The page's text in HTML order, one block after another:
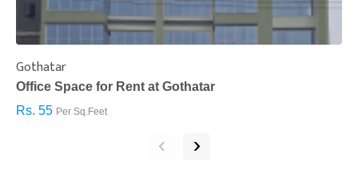
Gothatar
Office Space for Rent at Gothatar
Rs. 55 Per Sq.Feet
‹ ›